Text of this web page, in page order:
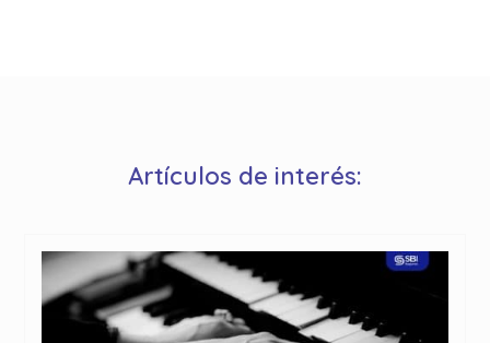
Artículos de interés: